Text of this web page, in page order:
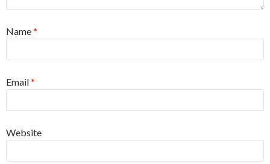
Name*
Email*
Website